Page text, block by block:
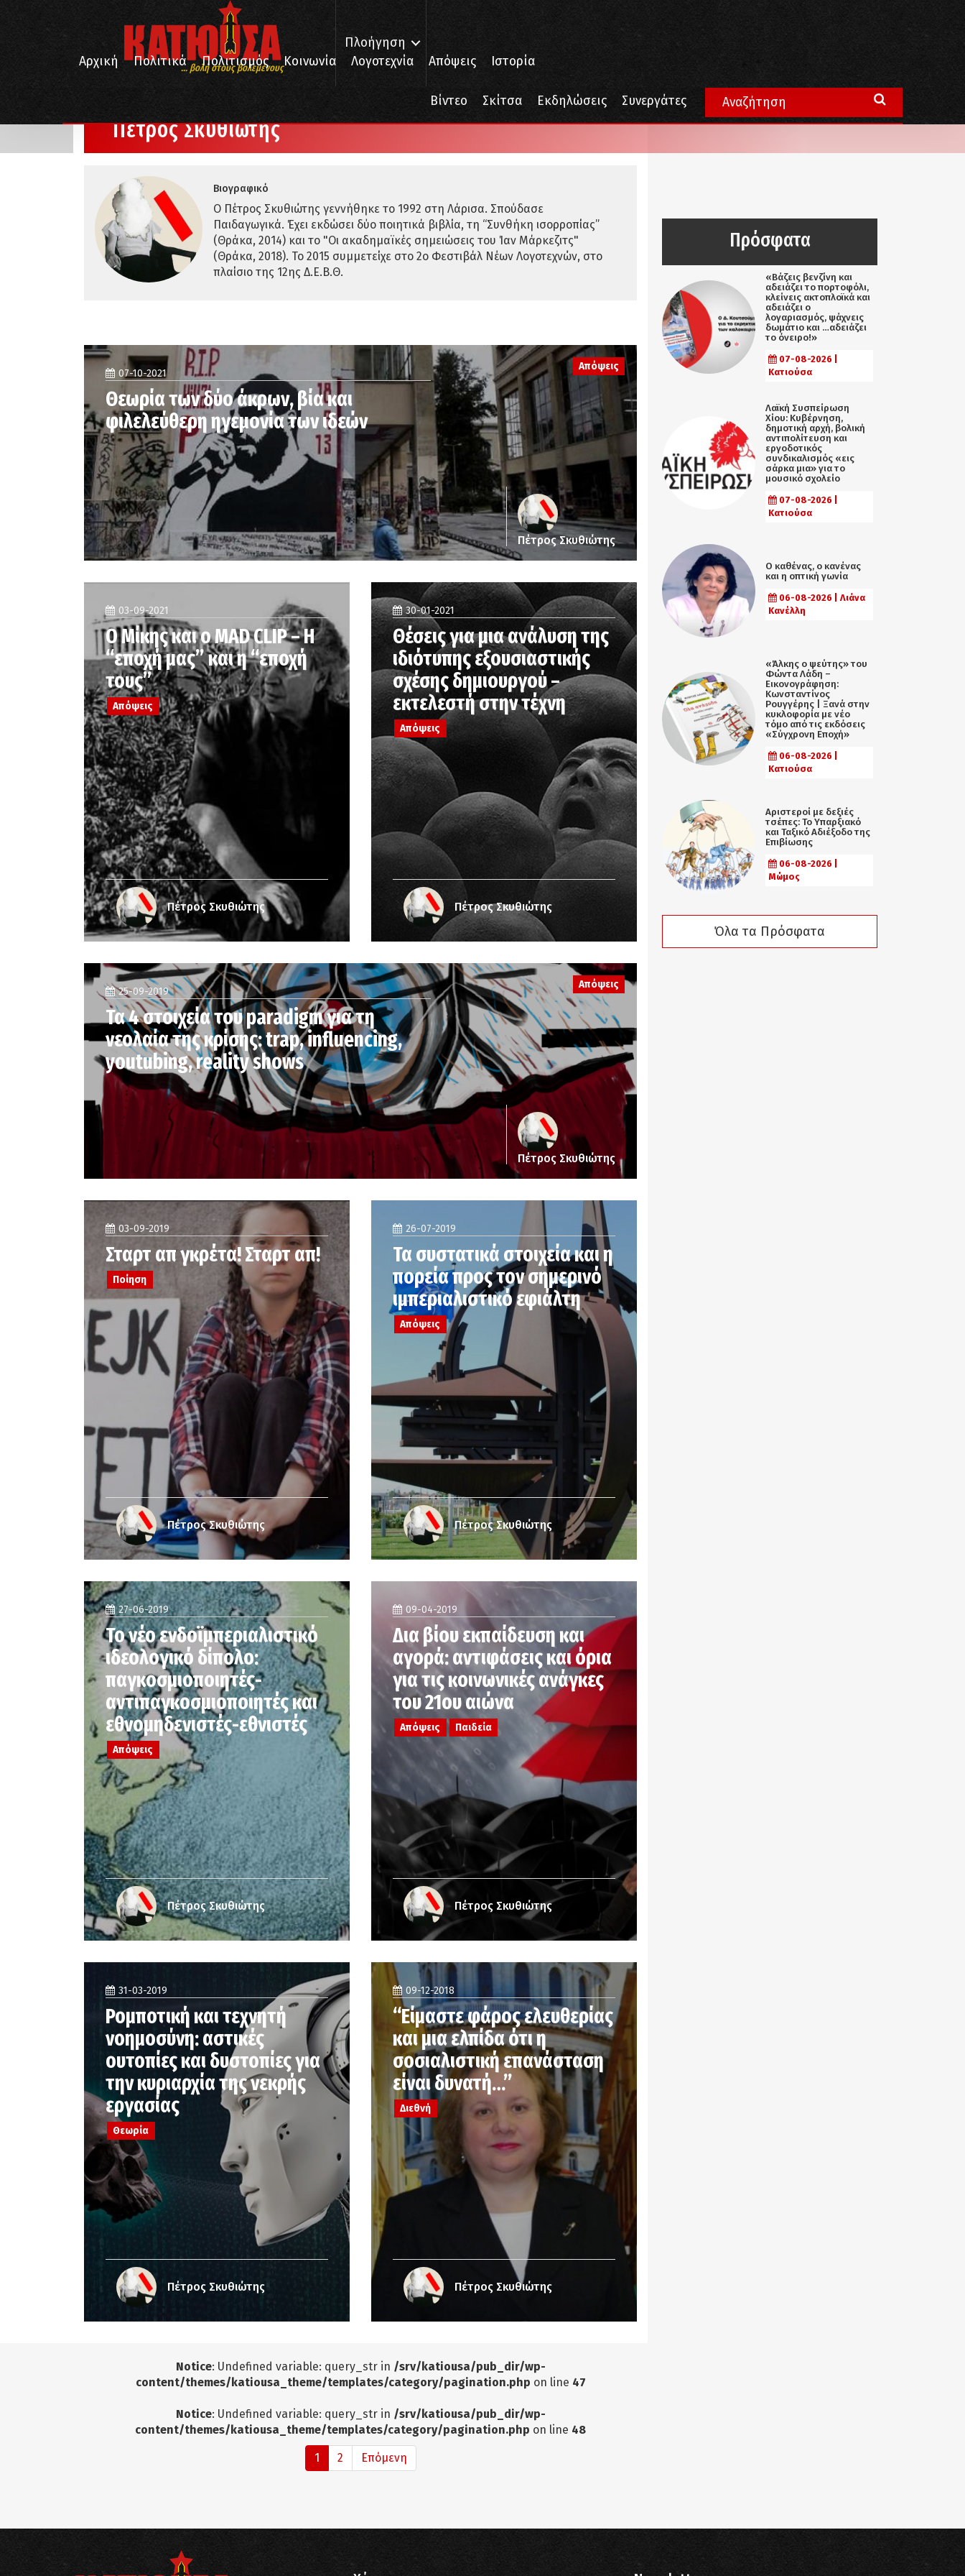
... βολή στους βολεμένους
Πλοήγηση
Αρχική
Πολιτικά Πολιτισμός Κοινωνία Λογοτεχνία Απόψεις Ιστορία
Βίντεο Σκίτσα Εκδηλώσεις Συνεργάτες
Άρθρα από: Πέτρος Σκυθιώτης
Πέτρος Σκυθιώτης
Βιογραφικό
Ο Πέτρος Σκυθιώτης γεννήθηκε το 1992 στη Λάρισα. Σπούδασε
Παιδαγωγικά. Έχει εκδώσει δύο ποιητικά βιβλία, τη “Συνθήκη ισορροπίας”
(Θράκα, 2014) και το "Οι ακαδημαϊκές σημειώσεις του Ίαν Μάρκεζιτς"
(Θράκα, 2018). Το 2015 συμμετείχε στο 2ο Φεστιβάλ Νέων Λογοτεχνών, στο
πλαίσιο της 12ης Δ.Ε.Β.Θ.
Απόψεις
07-10-2021
Θεωρία των δύο άκρων, βία και
φιλελεύθερη ηγεμονία των ιδεών
Πέτρος Σκυθιώτης
03-09-2021
Ο Μίκης και ο MAD CLIP – Η
“εποχή μας” και η “εποχή
τους”
Απόψεις
Πέτρος Σκυθιώτης
30-01-2021
Θέσεις για μια ανάλυση της
ιδιότυπης εξουσιαστικής
σχέσης δημιουργού –
εκτελεστή στην τέχνη
Απόψεις
Πέτρος Σκυθιώτης
Απόψεις
25-09-2019
Τα 4 στοιχεία του paradigm για τη
νεολαία της κρίσης: trap, influencing,
youtubing, reality shows
Πέτρος Σκυθιώτης
03-09-2019
Σταρτ απ γκρέτα! Σταρτ απ!
Ποίηση
Πέτρος Σκυθιώτης
26-07-2019
Τα συστατικά στοιχεία και η
πορεία προς τον σημερινό
ιμπεριαλιστικό εφιάλτη
Απόψεις
Πέτρος Σκυθιώτης
27-06-2019
Το νέο ενδοϊμπεριαλιστικό
ιδεολογικό δίπολο:
παγκοσμιοποιητές-
αντιπαγκοσμιοποιητές και
εθνομηδενιστές-εθνιστές
Απόψεις
Πέτρος Σκυθιώτης
09-04-2019
Δια βίου εκπαίδευση και
αγορά: αντιφάσεις και όρια
για τις κοινωνικές ανάγκες
του 21ου αιώνα
Απόψεις Παιδεία
Πέτρος Σκυθιώτης
31-03-2019
Ρομποτική και τεχνητή
νοημοσύνη: αστικές
ουτοπίες και δυστοπίες για
την κυριαρχία της νεκρής
εργασίας
Θεωρία
Πέτρος Σκυθιώτης
09-12-2018
“Είμαστε φάρος ελευθερίας
και μια ελπίδα ότι η
σοσιαλιστική επανάσταση
είναι δυνατή…”
Διεθνή
Πέτρος Σκυθιώτης
Notice: Undefined variable: query_str in /srv/katiousa/pub_dir/wp-
content/themes/katiousa_theme/templates/category/pagination.php on line 47
Notice: Undefined variable: query_str in /srv/katiousa/pub_dir/wp-
content/themes/katiousa_theme/templates/category/pagination.php on line 48
1 2 Επόμενη
Πρόσφατα
«Βάζεις βενζίνη και
αδειάζει το πορτοφόλι,
κλείνεις ακτοπλοϊκά και
αδειάζει ο
λογαριασμός, ψάχνεις
δωμάτιο και …αδειάζει
το όνειρο!»
07-08-2026 |
Κατιούσα
Λαϊκή Συσπείρωση
Χίου: Κυβέρνηση,
δημοτική αρχή, βολική
αντιπολίτευση και
εργοδοτικός
συνδικαλισμός «εις
σάρκα μια» για το
μουσικό σχολείο
07-08-2026 |
Κατιούσα
Ο καθένας, ο κανένας
και η οπτική γωνία
06-08-2026 | Λιάνα
Κανέλλη
«Άλκης ο ψεύτης» του
Φώντα Λάδη –
Εικονογράφηση:
Κωνσταντίνος
Ρουγγέρης | Ξανά στην
κυκλοφορία με νέο
τόμο από τις εκδόσεις
«Σύγχρονη Εποχή»
06-08-2026 |
Κατιούσα
Αριστεροί με δεξιές
τσέπες: Το Υπαρξιακό
και Ταξικό Αδιέξοδο της
Επιβίωσης
06-08-2026 |
Μώμος
Όλα τα Πρόσφατα